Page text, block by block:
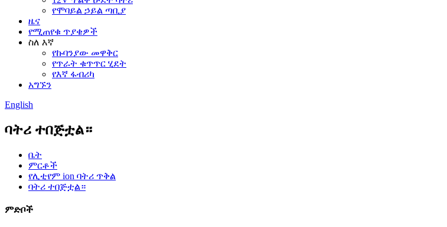
የሞባይል ኃይል ጣቢያ
ዜና
የሚጠየቁ ጥያቄዎች
ስለ እኛ
የኩባንያው መዋቅር
የጥራት ቁጥጥር ሂደት
የእኛ ፋብሪካ
አግኙን
English
ባትሪ ተበጅቷል።
ቤት
ምርቶች
የሊቲየም ion ባትሪ ጥቅል
ባትሪ ተበጅቷል።
ምድቦች